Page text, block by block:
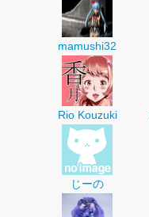
mamushi32
Rio Kouzuki
じーの